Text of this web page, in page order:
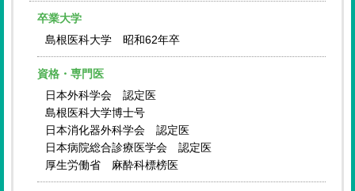
卒業大学
島根医科大学 昭和62年卒
資格・専門医
日本外科学会 認定医
島根医科大学博士号
日本消化器外科学会 認定医
日本病院総合診療医学会 認定医
厚生労働省 麻酔科標榜医